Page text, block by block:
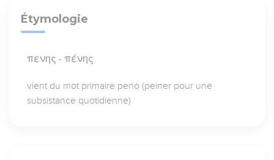
Étymologie
πενης - πένης
vient du mot primaire peno (peiner pour une
subsistance quotidienne)